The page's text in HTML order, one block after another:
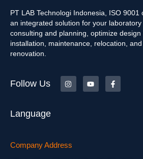
PT LAB Technologi Indonesia, ISO 9001
an integrated solution for your
consulting and planning, optimize design
installation, maintenance, relocation,
renovation.
Follow Us
Language
Company Address